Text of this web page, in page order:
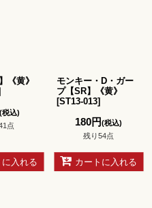
《黄》
(税込)
点
入れる
モンキー・D・ガー
プ【SR】《黄》
[ST13-013]
180円(税込)
残り54点
カートに入れる